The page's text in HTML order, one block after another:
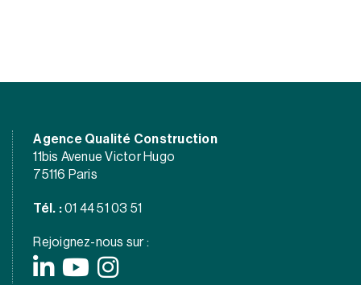
Agence Qualité Construction
11bis Avenue Victor Hugo
75116 Paris
Tél. : 01 44 51 03 51
Rejoignez-nous sur :